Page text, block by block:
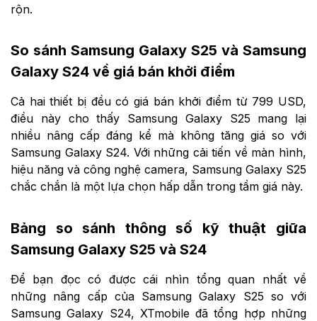
rộn.
So sánh Samsung Galaxy S25 và Samsung
Galaxy S24 về giá bán khởi điểm
Cả hai thiết bị đều có giá bán khởi điểm từ 799 USD,
điều này cho thấy Samsung Galaxy S25 mang lại
nhiều nâng cấp đáng kể mà không tăng giá so với
Samsung Galaxy S24. Với những cải tiến về màn hình,
hiệu năng và công nghệ camera, Samsung Galaxy S25
chắc chắn là một lựa chọn hấp dẫn trong tầm giá này.
Bảng so sánh thông số kỹ thuật giữa
Samsung Galaxy S25 và S24
Để bạn đọc có được cái nhìn tổng quan nhất về
những nâng cấp của Samsung Galaxy S25 so với
Samsung Galaxy S24, XTmobile đã tổng hợp những